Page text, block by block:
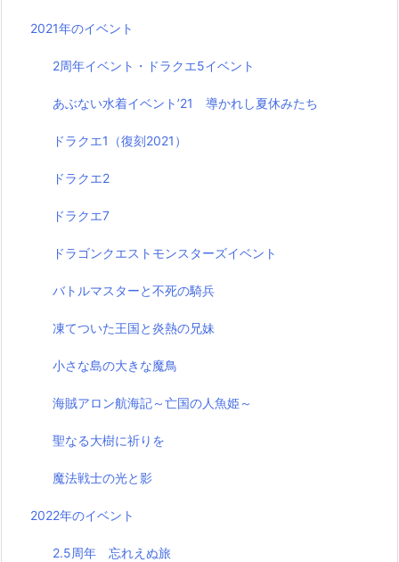
2021年のイベント
2周年イベント・ドラクエ5イベント
あぶない水着イベント’21 導かれし夏休みたち
ドラクエ1（復刻2021）
ドラクエ2
ドラクエ7
ドラゴンクエストモンスターズイベント
バトルマスターと不死の騎兵
凍てついた王国と炎熱の兄妹
小さな島の大きな魔鳥
海賊アロン航海記～亡国の人魚姫～
聖なる大樹に祈りを
魔法戦士の光と影
2022年のイベント
2.5周年 忘れえぬ旅